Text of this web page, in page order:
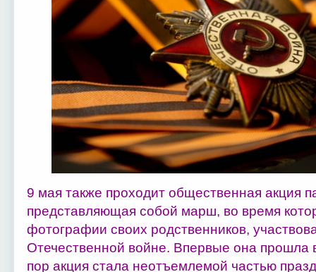
9 мая также проходит общественная акция
представляющая собой марш, во время
фотографии своих родственников,
Отечественной войне. Впервые она прошла
пор акция стала неотъемлемой частью